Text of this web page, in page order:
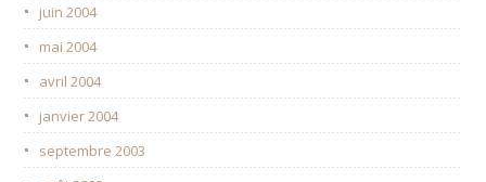
juin 2004
mai 2004
avril 2004
janvier 2004
septembre 2003